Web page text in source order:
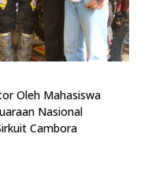
Oleh Mahasiswa
Nasional
Cambora